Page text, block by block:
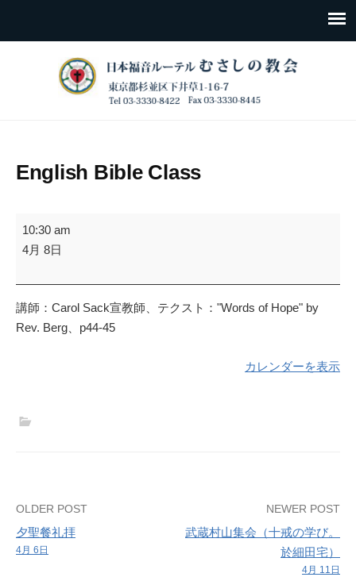
English Bible Class
English
Bible
10:30 am
4月 8日
講師：Carol Sack宣教師、テクスト："Words of Hope" by
Rev. Berg、p44-45
カレンダーを表示
Post
navigation
OLDER POST
夕聖餐礼拝
4月 6日
NEWER POST
武蔵村山集会（十戒の学び。
於細田宅）
4月 11日